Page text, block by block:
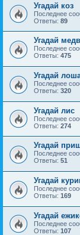
Угадай коз
Последнее
Ответы: 89
Угадай
Последнее
Ответы: 475
Угадай
Последнее
Ответы: 320
Угадай лис
Последнее
Ответы: 274
Угадай
Последнее
Ответы: 51
Угадай
Последнее
Ответы: 169
Угадай
Последнее
Ответы: 107